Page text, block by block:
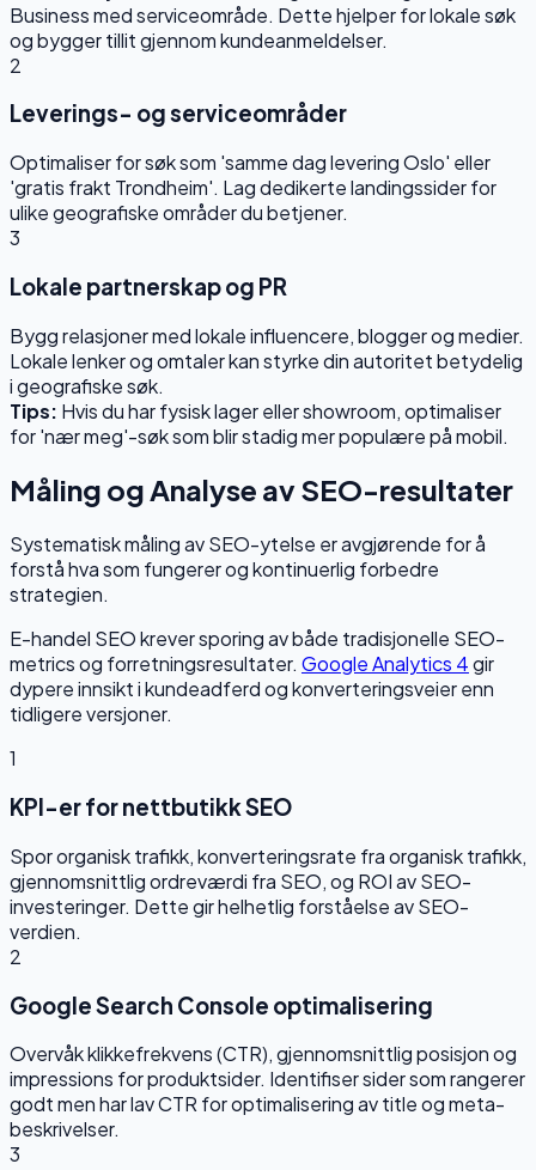
Business med serviceområde. Dette hjelper for lokale søk
og bygger tillit gjennom kundeanmeldelser.
2
Leverings- og serviceområder
Optimaliser for søk som 'samme dag levering Oslo' eller
'gratis frakt Trondheim'. Lag dedikerte landingssider for
ulike geografiske områder du betjener.
3
Lokale partnerskap og PR
Bygg relasjoner med lokale influencere, blogger og medier.
Lokale lenker og omtaler kan styrke din autoritet betydelig
i geografiske søk.
Tips: Hvis du har fysisk lager eller showroom, optimaliser
for 'nær meg'-søk som blir stadig mer populære på mobil.
Måling og Analyse av SEO-resultater
Systematisk måling av SEO-ytelse er avgjørende for å
forstå hva som fungerer og kontinuerlig forbedre
strategien.
E-handel SEO krever sporing av både tradisjonelle SEO-
metrics og forretningsresultater. Google Analytics 4gir
dypere innsikt i kundeadferd og konverteringsveier enn
tidligere versjoner.
1
KPI-er for nettbutikk SEO
Spor organisk trafikk, konverteringsrate fra organisk trafikk,
gjennomsnittlig ordreværdi fra SEO, og ROI av SEO-
investeringer. Dette gir helhetlig forståelse av SEO-
verdien.
2
Google Search Console optimalisering
Overvåk klikkefrekvens (CTR), gjennomsnittlig posisjon og
impressions for produktsider. Identifiser sider som rangerer
godt men har lav CTR for optimalisering av title og meta-
beskrivelser.
3